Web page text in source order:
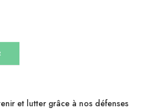
et lutter grâce à nos défenses